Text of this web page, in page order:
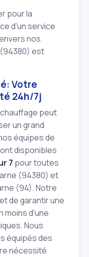
pour la
d'un service
nos
(94380) est
Votre
24h/7j
peut
un grand
équipes de
disponibles
7 pour toutes
(94380) et
(94). Notre
de garantir une
moins d'une
Nous
équipés des
nécessité